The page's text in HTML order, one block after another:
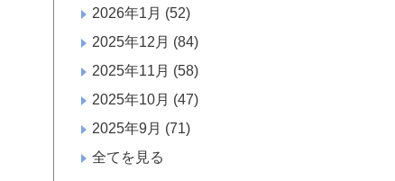
2026年1月 (52)
2025年12月 (84)
2025年11月 (58)
2025年10月 (47)
2025年9月 (71)
全てを見る